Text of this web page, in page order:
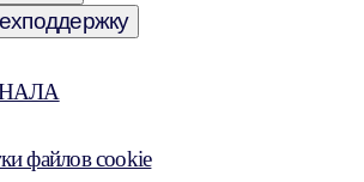
файлов cookie